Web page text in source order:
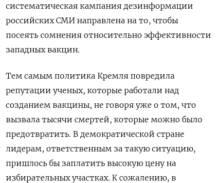
систематическая кампания дезинформации
российских СМИ направлена на то, чтобы
посеять сомнения относительно эффективности
западных вакцин.
Тем самым политика Кремля повредила
репутации ученых, которые работали над
созданием вакцины, не говоря уже о том, что
вызвала тысячи смертей, которые можно было
предотвратить. В демократической стране
лидерам, ответственным за такую ситуацию,
пришлось бы заплатить высокую цену на
избирательных участках. К сожалению, в